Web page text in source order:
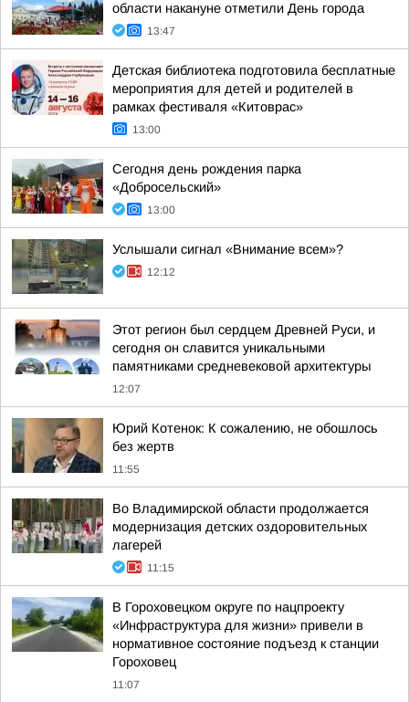
области накануне отметили День города
13:47
Детская библиотека подготовила бесплатные
мероприятия для детей и родителей в
рамках фестиваля «Китоврас»
13:00
Сегодня день рождения парка
«Добросельский»
13:00
Услышали сигнал «Внимание всем»?
12:12
Этот регион был сердцем Древней Руси, и
сегодня он славится уникальными
памятниками средневековой архитектуры
12:07
Юрий Котенок: К сожалению, не обошлось
без жертв
11:55
Во Владимирской области продолжается
модернизация детских оздоровительных
лагерей
11:15
В Гороховецком округе по нацпроекту
«Инфраструктура для жизни» привели в
нормативное состояние подъезд к станции
Гороховец
11:07